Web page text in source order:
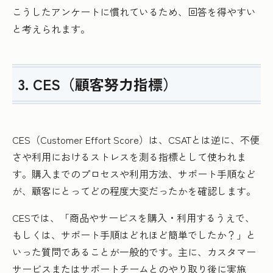
こうしたアンケートに慣れているため、回答を得やすい
と考えられます。
3. CES（顧客努力指標）
CES（Customer Effort Score）は、CSATとは逆に、不便
さや利用におけるストレスを測る指標として使われま
す。購入までのプロセスや利用方法、サポート手順など
が、顧客にとってどの程度大変だったかを確認します。
CESでは、「商品やサービスを購入・利用するうえで、
もしくは、サポート手順はどれほど簡単でしたか？」と
いった質問であることが一般的です。主に、カスタマー
サービスまたはサポートチームとのやり取り後に実施